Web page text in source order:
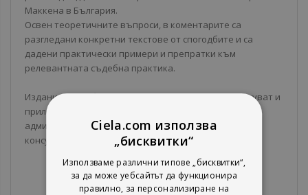
Маккена в България.
Освен теоретичните въпроси, в коментарите са
разгледани конкретни текстове от спогодбите и са
дадени практически примери и препратки към
релевантната съдебна практика.
Изданието ще бъде полезно за всички, които тълкуват и
прилагат СИДДО, както от страна на приходната
администрация, така и от реалния бизнес и
консултантската общност.
Ciela.com използва
„бисквитки“
Използваме различни типове „бисквитки“,
за да може уебсайтът да функционира
правилно, за персонализиране на